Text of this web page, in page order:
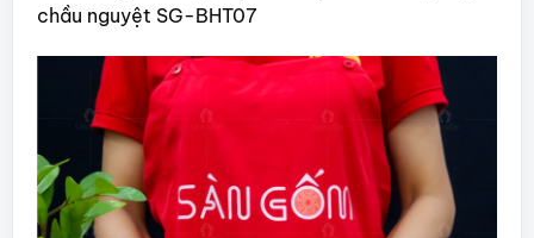
chầu nguyệt SG-BHT07